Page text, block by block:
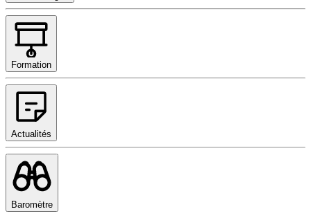
Formation
Actualités
Baromètre